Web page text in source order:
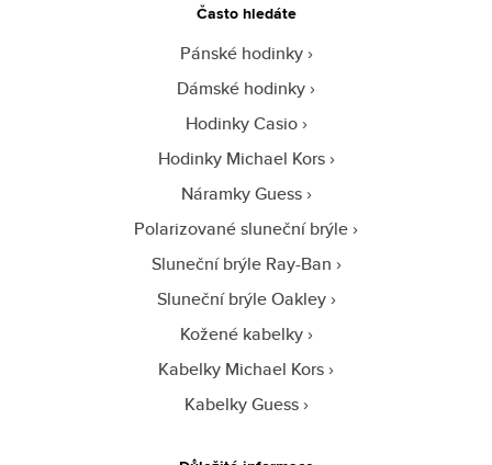
Často hledáte
Pánské hodinky
Dámské hodinky
Hodinky Casio
Hodinky Michael Kors
Náramky Guess
Polarizované sluneční brýle
Sluneční brýle Ray-Ban
Sluneční brýle Oakley
Kožené kabelky
Kabelky Michael Kors
Kabelky Guess